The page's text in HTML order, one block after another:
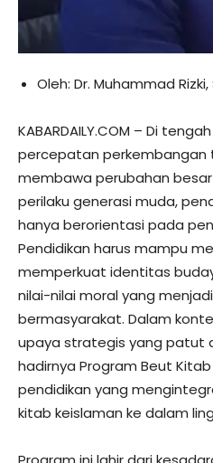
Oleh: Dr. Muhammad Rizki,
KABARDAILY.COM – Di
percepatan perkembangan
membawa perubahan
perilaku generasi muda,
hanya berorientasi pada
Pendidikan harus mampu
memperkuat identitas
nilai-nilai moral yang
bermasyarakat. Dalam
upaya strategis yang patut
hadirnya Program Beut
pendidikan yang
kitab keislaman ke dalam